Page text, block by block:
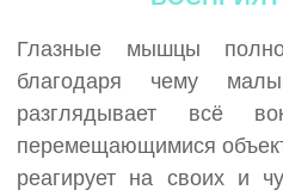
Глазные мышцы
благодаря чему
разглядывает всё
перемещающимися
реагирует на своих и